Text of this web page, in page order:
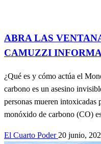
ABRA LAS
CAMUZZI INFORMA
¿Qué es y cómo actúa el
carbono es un asesino
personas mueren
monóxido de carbono (CO)
El Cuarto Poder 20 junio,